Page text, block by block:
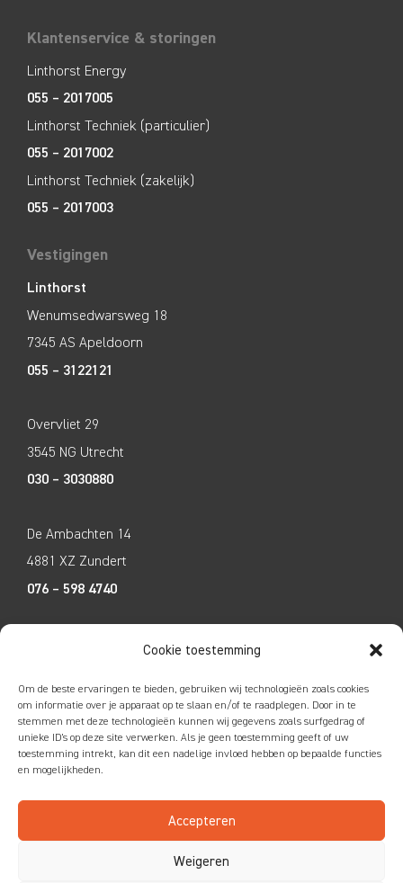
Cookie toestemming
Om de beste ervaringen te bieden, gebruiken wij technologieën zoals cookies
om informatie over je apparaat op te slaan en/of te raadplegen. Door in te
stemmen met deze technologieën kunnen wij gegevens zoals surfgedrag of
unieke ID's op deze site verwerken. Als je geen toestemming geeft of uw
toestemming intrekt, kan dit een nadelige invloed hebben op bepaalde functies
en mogelijkheden.
Accepteren
Weigeren
Klantenservice & storingen
Linthorst Energy
055 – 2017005
Linthorst Techniek (particulier)
055 – 2017002
Linthorst Techniek (zakelijk)
055 – 2017003
Vestigingen
Linthorst
Wenumsedwarsweg 18
7345 AS Apeldoorn
055 – 3122121
Overvliet 29
3545 NG Utrecht
030 – 3030880
De Ambachten 14
4881 XZ Zundert
076 – 598 4740
6365 ET Schinnen
046 – 4752585
Disclaimer